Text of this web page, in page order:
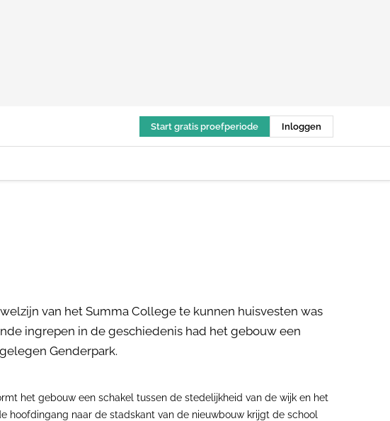
Start gratis proefperiode Inloggen
van het Summa College te kunnen huisvesten was
ingrepen in de geschiedenis had het gebouw een
Genderpark.
het gebouw een schakel tussen de stedelijkheid van de wijk en het
hoofdingang naar de stadskant van de nieuwbouw krijgt de school